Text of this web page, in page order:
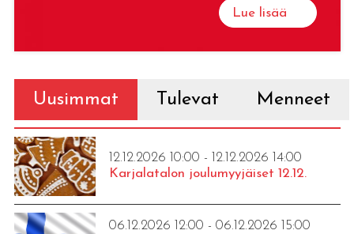
Lue lisää
Uusimmat Tulevat Menneet
12.12.2026 10:00 - 12.12.2026 14:00
Karjalatalon joulumyyjäiset 12.12.
06.12.2026 12:00 - 06.12.2026 15:00